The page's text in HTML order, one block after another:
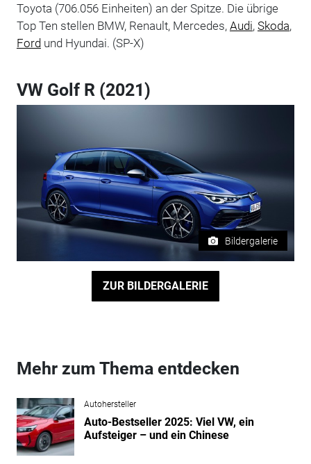
Toyota (706.056 Einheiten) an der Spitze. Die übrige
Top Ten stellen BMW, Renault, Mercedes, Audi, Skoda,
Fordund Hyundai. (SP-X)
VW Golf R (2021)
Bildergalerie
ZUR BILDERGALERIE
Mehr zum Thema entdecken
Autohersteller
Auto-Bestseller 2025: Viel VW, ein
Aufsteiger – und ein Chinese